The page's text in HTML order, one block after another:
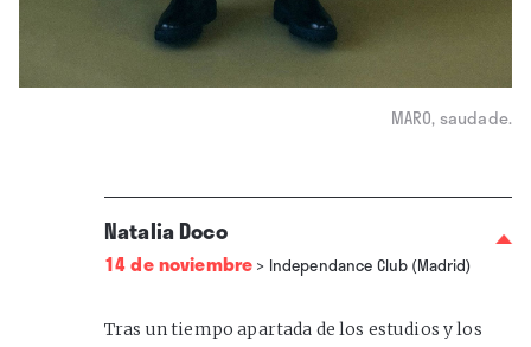
MARO, saudade.
Natalia Doco
14 de noviembre > Independance Club (Madrid)
Tras un tiempo apartada de los estudios y los